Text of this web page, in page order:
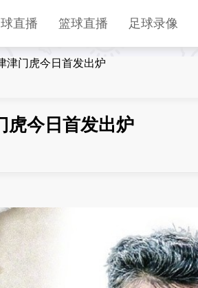
直播 篮球直播 足球录像
津门虎今日首发出炉
虎今日首发出炉